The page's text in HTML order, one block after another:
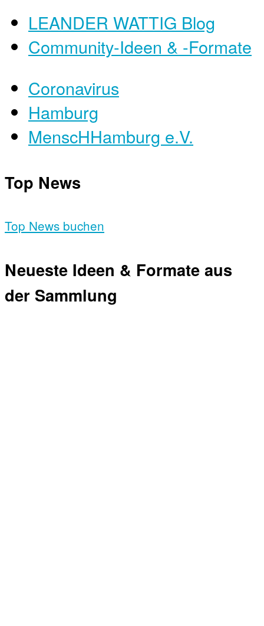
LEANDER WATTIG Blog
Community-Ideen & -Formate
Coronavirus
Hamburg
MenscHHamburg e.V.
Top News
Top News buchen
Neueste Ideen & Formate aus
der Sammlung